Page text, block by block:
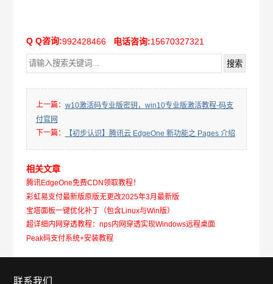
Q Q咨询:992428466 电话咨询:15670327321
上一篇： w10激活码专业版密钥，win10专业版激活教程-码支
付官网
下一篇：
【初步认识】腾讯云 EdgeOne 新功能之 Pages 介绍
相关文章
腾讯EdgeOne免费CDN领取教程！
彩虹易支付最新版原版无更改2025年3月最新版
宝塔面板一键优化补丁（包含Linux与Win版）
超详细内网穿透教程：nps内网穿透实现Windows远程桌面
Peak码支付系统+安装教程
联系我们